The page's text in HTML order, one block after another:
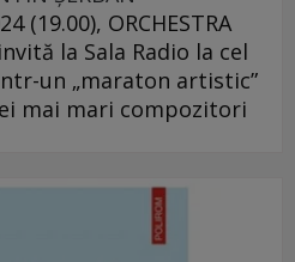
(19.00), ORCHESTRA
la Sala Radio la cel
un „maraton artistic”
mai mari compozitori